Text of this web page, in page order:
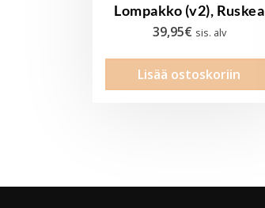
Lompakko (v2), Ruskea
39,95€ sis. alv
Lisää ostoskoriin